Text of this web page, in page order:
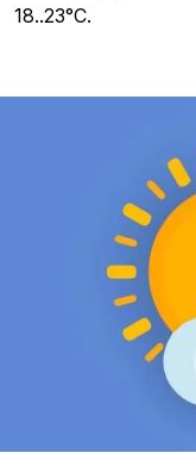
18..23°C.